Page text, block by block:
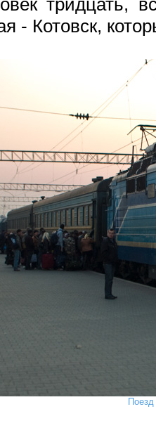
тридцать,
- Котовск,